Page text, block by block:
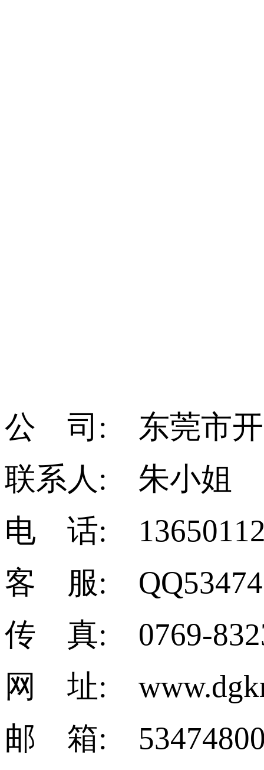
公 司: 东莞市开
联系人: 朱小姐
电 话:
客 服:
传 真: 0769-
网 址:
邮 箱: